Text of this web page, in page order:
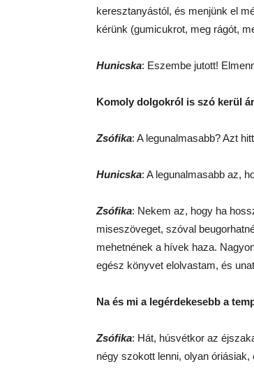
keresztanyástól, és menjünk el
kérünk (gumicukrot, meg rágót,
Hunicska: Eszembe jutott!
Komoly dolgokról is szó kerül
Zsófika: A legunalmasabb? Azt
Hunicska: A legunalmasabb az,
Zsófika: Nekem az, hogy ha
miseszöveget, szóval
mehetnének a hívek haza.
egész könyvet elolvastam, és
Na és mi a legérdekesebb a
Zsófika: Hát, húsvétkor az
négy szokott lenni, olyan